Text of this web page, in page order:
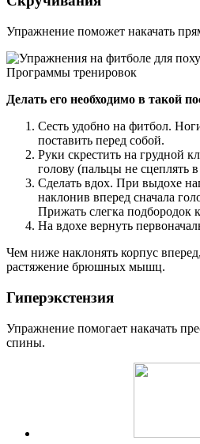
Упражнение поможет накачать
Делать его необходимо в такой
Сесть удобно на фитбол.
поставить перед собой.
Руки скрестить на грудной
голову (пальцы не сцеплять
Сделать вдох. При выдохе
наклонив вперед сначала
Прижать слегка подбородок
На вдохе вернуть
Чем ниже наклонять корпус
растяжение брюшных мышц.
Гиперэкстензия
Упражнение помогает накачать
спины.